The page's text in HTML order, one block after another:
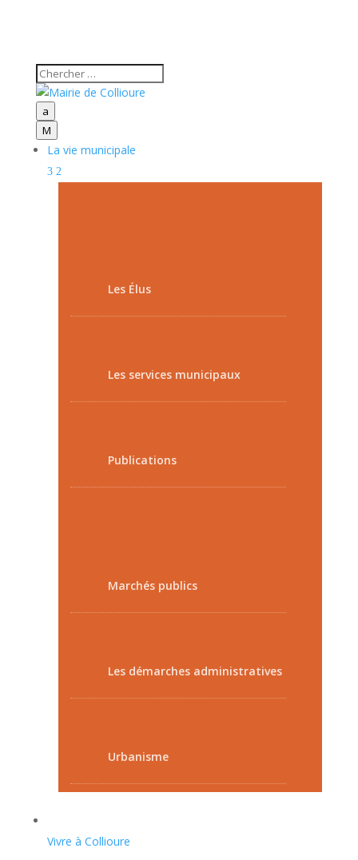
a
M
La vie municipale
Les Élus
Les services municipaux
Publications
Marchés publics
Les démarches administratives
Urbanisme
Vivre à Collioure